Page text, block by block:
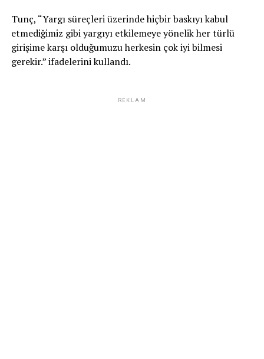
Tunç, “Yargı süreçleri üzerinde hiçbir baskıyı kabul
etmediğimiz gibi yargıyı etkilemeye yönelik her türlü
girişime karşı olduğumuzu herkesin çok iyi bilmesi
gerekir.” ifadelerini kullandı.
REKLAM